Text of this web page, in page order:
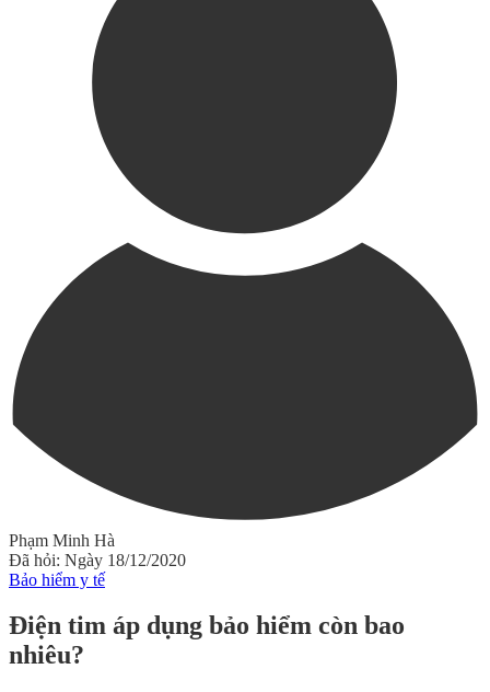
Phạm Minh Hà
Đã hỏi: Ngày 18/12/2020
Bảo hiểm y tế
Điện tim áp dụng bảo hiểm còn bao
nhiêu?